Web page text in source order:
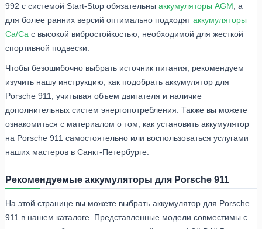
992 с системой Start-Stop обязательны аккумуляторы AGM , а
для более ранних версий оптимально подходятаккумуляторы
Ca/Ca с высокой вибростойкостью, необходимой для жесткой
спортивной подвески.
Чтобы безошибочно выбрать источник питания, рекомендуем
изучить нашу инструкцию, как подобрать аккумулятор для
Porsche 911, учитывая объем двигателя и наличие
дополнительных систем энергопотребления. Также вы можете
ознакомиться с материалом о том, как установить аккумулятор
на Porsche 911 самостоятельно или воспользоваться услугами
наших мастеров в Санкт-Петербурге.
Рекомендуемые аккумуляторы для Porsche 911
На этой странице вы можете выбрать аккумулятор для Porsche
911 в нашем каталоге. Представленные модели совместимы с